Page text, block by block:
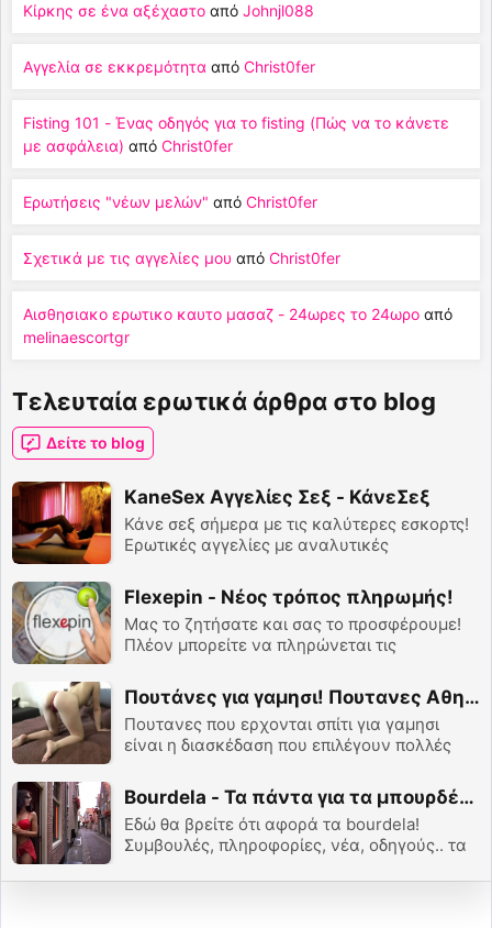
Κίρκης σε ένα αξέχαστο από Johnjl088
Αγγελία σε εκκρεμότητα από Christ0fer
Fisting 101 - Ένας οδηγός για το fisting (Πώς να το κάνετε
με ασφάλεια) από Christ0fer
Ερωτήσεις "νέων μελών" από Christ0fer
Σχετικά με τις αγγελίες μου από Christ0fer
Αισθησιακο ερωτικο καυτο μασαζ - 24ωρες το 24ωρο από
melinaescortgr
Τελευταία ερωτικά άρθρα στο blog
Δείτε το blog
KaneSex Αγγελίες Σεξ - ΚάνεΣεξ
Κάνε σεξ σήμερα με τις καλύτερες εσκορτς!
Ερωτικές αγγελίες με αναλυτικές
φωτογραφίες κτλ.. KaneSex όπως και με
όποια θες!
Flexepin - Νέος τρόπος πληρωμής!
Μας το ζητήσατε και σας το προσφέρουμε!
Πλέον μπορείτε να πληρώνεται τις
προπληρωμένες κάρτες Flexepin!
Πουτάνες για γαμησι! Πουτανες Αθηνα.. Πουτανες Θεσσαλονικη..
Πουτανες που ερχονται σπίτι για γαμησι
είναι η διασκέδαση που επιλέγουν πολλές
Πουτανες Θεσσαλονικη.. Η Διασκέδαση
παραμένει πάντα ίδια!
Bourdela - Τα πάντα για τα μπουρδέλα!
Εδώ θα βρείτε ότι αφορά τα bourdela!
Συμβουλές, πληροφορίες, νέα, οδηγούς.. τα
μπουρδέλων και αφεθείτε στην απόλαυση..